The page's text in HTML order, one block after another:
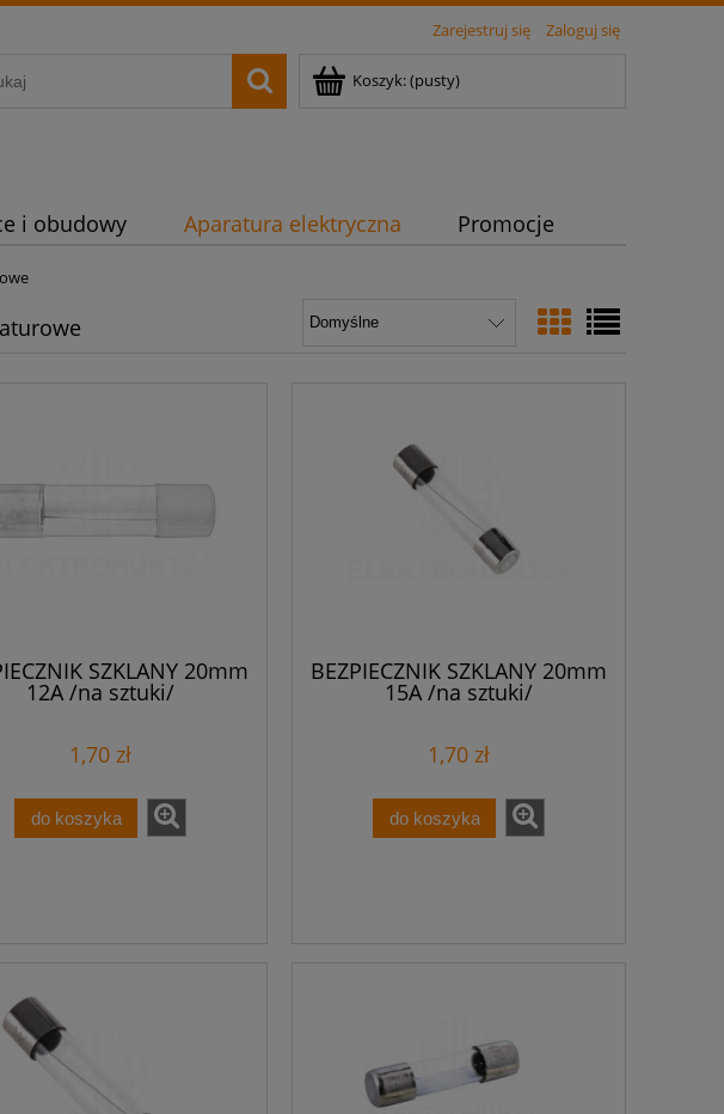
Zarejestruj się Zaloguj się
Koszyk:(pusty)
i obudowy Aparatura elektryczna Promocje
SZKLANY 20mm
12A /na sztuki/
1,70 zł
do koszyka
BEZPIECZNIK SZKLANY 20mm
15A /na sztuki/
1,70 zł
do koszyka